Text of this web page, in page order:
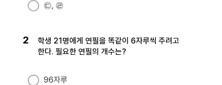
㉢, ㉣
2
학생 21명에게 연필을 똑같이 6자루씩 주려고
한다. 필요한 연필의 개수는?
96자루